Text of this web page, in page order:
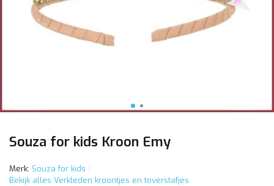
Souza for kids Kroon Emy
Merk: Souza for kids
Bekijk alles Verkleden kroontjes en toverstafjes